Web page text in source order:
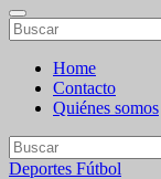
Home
Contacto
Quiénes somos
Deportes Fútbol